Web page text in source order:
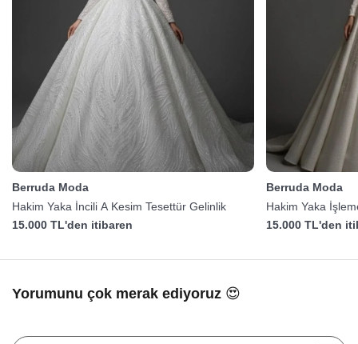
Berruda Moda
Hakim Yaka İncili A Kesim Tesettür Gelinlik
15.000 TL'den itibaren
Berruda Moda
Hakim Yaka
15.000 TL'den
Yorumunu çok merak ediyoruz 😍